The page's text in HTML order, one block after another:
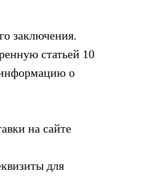
заключения.
статьей 10
информацию о
на сайте
для